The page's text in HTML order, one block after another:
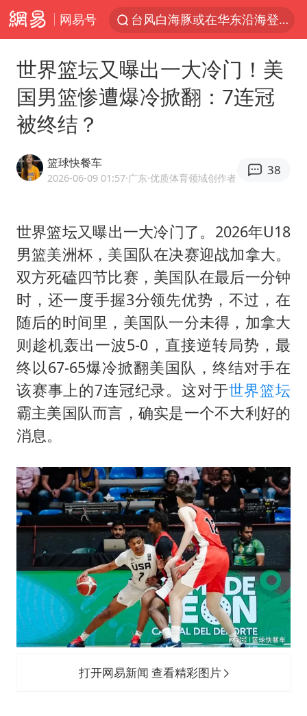
网易号
逃犯看演唱会 刚出地铁就被逮住
41岁女子为鼓励女儿考上985研究生
人贩子“梅姨”真实姓名曝光
“银行午休1.5小时”留个窗口行不行
22岁女生南太行山失联已超十天
汕头市政府被约谈
陕西柞水遭遇暴雨五千余户群众转移
蜜雪冰城员工抽烟收银 门店现已停业
嘲讽周星驰无儿女没朋友 李修贤道歉
董路致歉：泰国10岁黑人父母是伪造的
坚持党全面领导和党中央集中统一领导
世界篮坛又曝出一大冷门！美
国男篮惨遭爆冷掀翻：7连冠
被终结？
篮球快餐车
2026-06-09 01:57·广东·优质体育领域创作者
38
世界篮坛又曝出一大冷门了。2026年U18
男篮美洲杯，美国队在决赛迎战加拿大。
双方死磕四节比赛，美国队在最后一分钟
时，还一度手握3分领先优势，不过，在
随后的时间里，美国队一分未得，加拿大
则趁机轰出一波5-0，直接逆转局势，最
终以67-65爆冷掀翻美国队，终结对手在
该赛事上的7连冠纪录。这对于世界篮坛
霸主美国队而言，确实是一个不大利好的
消息。
打开网易新闻 查看精彩图片